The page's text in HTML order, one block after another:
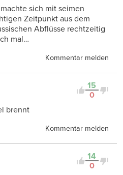
sich mit seimen
Zeitpunkt aus dem
Abflüsse rechtzeitig
mal…
Kommentar melden
15
0
brennt
Kommentar melden
14
0